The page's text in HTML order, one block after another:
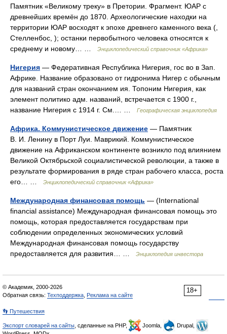
Памятник «Великому треку» в Претории. Фрагмент. ЮАР с
древнейших времён до 1870. Археологические находки на
территории ЮАР восходят к эпохе древнего каменного века (,
Стелленбос, ); останки первобытного человека относятся к
среднему и новому… …
Энциклопедический справочник «Африка»
Нигерия — Федеративная Республика Нигерия, гос во в Зап.
Африке. Название образовано от гидронима Нигер с обычным
для названий стран окончанием ия. Топоним Нигерия, как
элемент политико адм. названий, встречается с 1900 г.,
название Нигерия с 1914 г. См.… …
Географическая энциклопедия
Африка. Коммунистическое движение — Памятник
В. И. Ленину в Порт Луи. Маврикий. Коммунистическое
движение на Африканском континенте возникло под влиянием
Великой Октябрьской социалистической революции, а также в
результате формирования в ряде стран рабочего класса, роста
его… …
Энциклопедический справочник «Африка»
Международная финансовая помощь — (International
financial assistance) Международная финансовая помощь это
помощь, которая предоставляется государствам при
соблюдении определенных экономических условий
Международная финансовая помощь государству
предоставляется для развития… …
Энциклопедия инвестора
18+
© Академик, 2000-2026
Обратная связь: Техподдержка Реклама на сайте
👣 Путешествия
Экспорт словарей на сайты , сделанные на PHP, Joomla,
Drupal,